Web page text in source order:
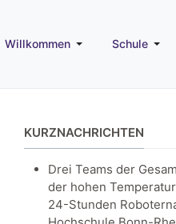
Willkommen Schule
KURZNACHRICHTEN
Drei Teams der
der hohen
24-Stunden